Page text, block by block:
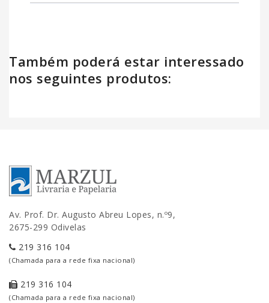
Também poderá estar interessado
nos seguintes produtos:
Av. Prof. Dr. Augusto Abreu Lopes, n.º9,
2675-299 Odivelas
219 316 104
(Chamada para a rede fixa nacional)
219 316 104
(Chamada para a rede fixa nacional)